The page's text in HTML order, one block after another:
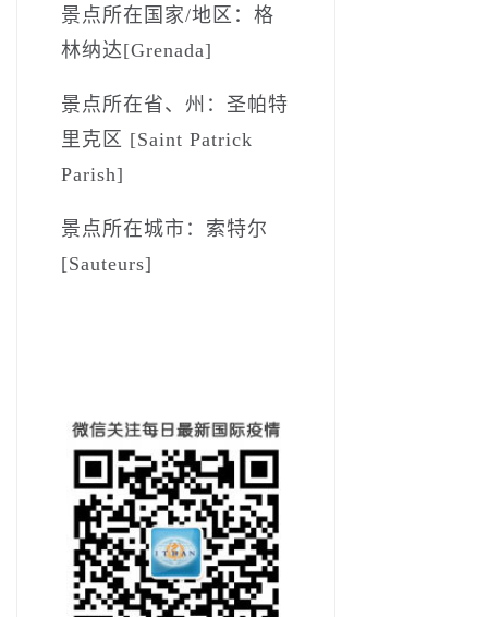
景点所在国家/地区：格
林纳达[Grenada]
景点所在省、州：圣帕特
里克区 [Saint Patrick
Parish]
景点所在城市：索特尔
[Sauteurs]